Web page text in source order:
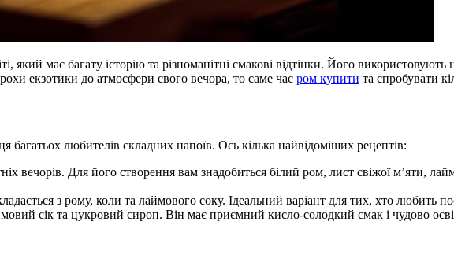
який має багату історію та різноманітні смакові відтінки. Його
екзотики до атмосфери свого вечора, то саме час ром купити та спробувати
багатьох любителів складних напоїв. Ось кілька найвідоміших рецептів:
вечорів. Для його створення вам знадобиться білий ром, лист свіжої м’яти,
з рому, коли та лаймового соку. Ідеальний варіант для тих, хто любить
сік та цукровий сироп. Він має приємний кисло-солодкий смак і чудово